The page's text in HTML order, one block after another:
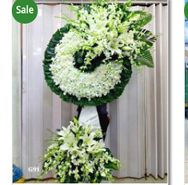
Sale